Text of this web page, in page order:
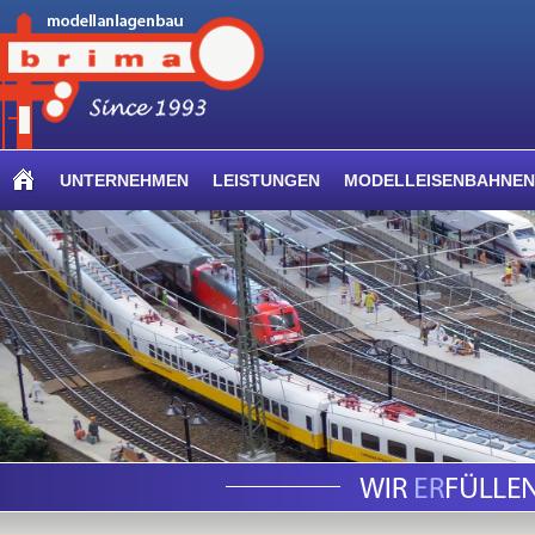
UNTERNEHMEN LEISTUNGEN MODELLEISENBAHNEN